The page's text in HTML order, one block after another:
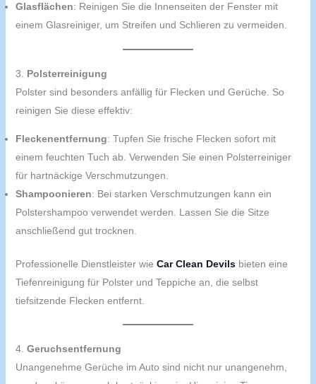
Glasflächen: Reinigen Sie die Innenseiten der Fenster mit
einem Glasreiniger, um Streifen und Schlieren zu vermeiden.
3. Polsterreinigung
Polster sind besonders anfällig für Flecken und Gerüche. So
reinigen Sie diese effektiv:
Fleckenentfernung: Tupfen Sie frische Flecken sofort mit
einem feuchten Tuch ab. Verwenden Sie einen Polsterreiniger
für hartnäckige Verschmutzungen.
Shampoonieren: Bei starken Verschmutzungen kann ein
Polstershampoo verwendet werden. Lassen Sie die Sitze
anschließend gut trocknen.
Professionelle Dienstleister wie Car Clean Devilsbieten eine
Tiefenreinigung für Polster und Teppiche an, die selbst
tiefsitzende Flecken entfernt.
4. Geruchsentfernung
Unangenehme Gerüche im Auto sind nicht nur unangenehm,